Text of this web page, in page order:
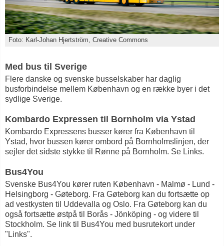
Foto: Karl-Johan Hjertström, Creative Commons
Med bus til Sverige
Flere danske og svenske busselskaber har daglig
busforbindelse mellem København og en række byer i det
sydlige Sverige.
Kombardo Expressen til Bornholm via Ystad
Kombardo Expressens busser kører fra København til
Ystad, hvor bussen kører ombord på Bornholmslinjen, der
sejler det sidste stykke til Rønne på Bornholm. Se Links.
Bus4You
Svenske Bus4You kører ruten København - Malmø - Lund -
Helsingborg - Gøteborg. Fra Gøteborg kan du fortsætte op
ad vestkysten til Uddevalla og Oslo. Fra Gøteborg kan du
også fortsætte østpå til Borås - Jönköping - og videre til
Stockholm. Se link til Bus4You med busrutekort under
"Links".